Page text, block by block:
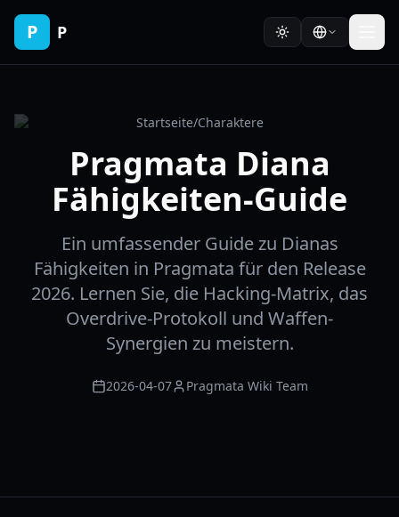
P P
Startseite/Charaktere
Pragmata Diana
Fähigkeiten-Guide
Ein umfassender Guide zu Dianas
Fähigkeiten in Pragmata für den Release
2026. Lernen Sie, die Hacking-Matrix, das
Overdrive-Protokoll und Waffen-
Synergien zu meistern.
2026-04-07 Pragmata Wiki Team